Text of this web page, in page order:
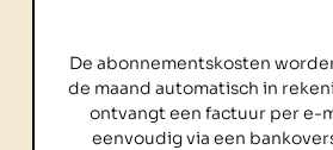
De abonnementskosten
de maand automatisch in
ontvangt een factuur per e-
eenvoudig via een